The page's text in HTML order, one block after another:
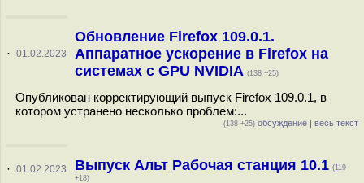
· 01.02.2023
Обновление Firefox 109.0.1.
Аппаратное ускорение в Firefox на
системах с GPU NVIDIA (138 +25)
Опубликован корректирующий выпуск Firefox 109.0.1, в
котором устранено несколько проблем:...
(138 +25) обсуждение | весь текст
· 01.02.2023 Выпуск Альт Рабочая станция 10.1 (119
+18)